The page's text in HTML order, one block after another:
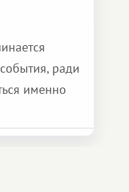
ради
именно